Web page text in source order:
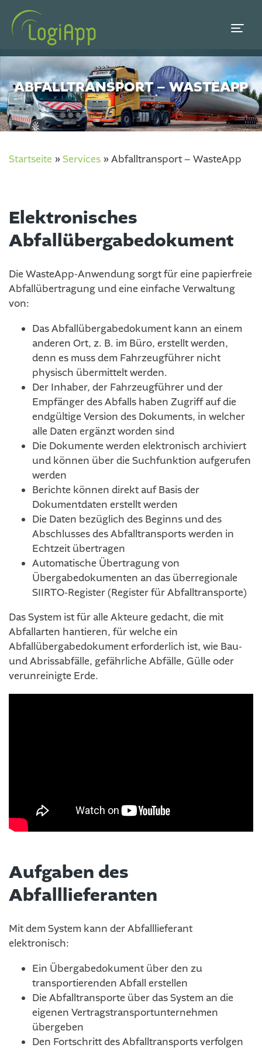
ABFALLTRANSPORT – WASTEAPP
Startseite » Services » Abfalltransport – WasteApp
Elektronisches
Abfallübergabedokument
Die WasteApp-Anwendung sorgt für eine papierfreie
Abfallübertragung und eine einfache Verwaltung
von:
Das Abfallübergabedokument kann an einem
anderen Ort, z. B. im Büro, erstellt werden,
denn es muss dem Fahrzeugführer nicht
physisch übermittelt werden.
Der Inhaber, der Fahrzeugführer und der
Empfänger des Abfalls haben Zugriff auf die
endgültige Version des Dokuments, in welcher
alle Daten ergänzt worden sind
Die Dokumente werden elektronisch archiviert
und können über die Suchfunktion aufgerufen
werden
Berichte können direkt auf Basis der
Dokumentdaten erstellt werden
Die Daten bezüglich des Beginns und des
Abschlusses des Abfalltransports werden in
Echtzeit übertragen
Automatische Übertragung von
Übergabedokumenten an das überregionale
SIIRTO-Register (Register für Abfalltransporte)
Das System ist für alle Akteure gedacht, die mit
Abfallarten hantieren, für welche ein
Abfallübergabedokument erforderlich ist, wie Bau-
und Abrissabfälle, gefährliche Abfälle, Gülle oder
verunreinigte Erde.
Aufgaben des
Abfalllieferanten
Mit dem System kann der Abfalllieferant
elektronisch:
Ein Übergabedokument über den zu
transportierenden Abfall erstellen
Die Abfalltransporte über das System an die
eigenen Vertragstransportunternehmen
übergeben
Den Fortschritt des Abfalltransports verfolgen